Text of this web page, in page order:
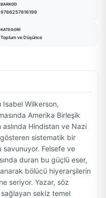
BARKOD
9786257816199
KATEGORI
Toplum ve Düşünce
Isabel Wilkerson,
Amerika Birleşik
aslında Hindistan ve Nazi
sistematik bir
Felsefe ve
duran bu güçlü eser,
bölücü hiyerarşilerin
seriyor. Yazar, söz
sağlayan sekiz temel